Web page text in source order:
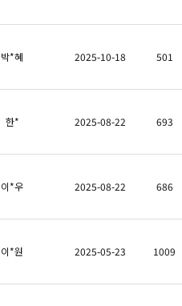
박*혜 2025-10-18 501
한* 2025-08-22 693
이*우 2025-08-22 686
이*원 2025-05-23 1009